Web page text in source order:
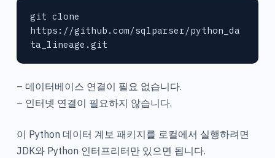
git clone
https://github.com/sqlparser/python_da
ta_lineage.git
– 데이터베이스 연결이 필요 없습니다.
– 인터넷 연결이 필요하지 않습니다.
이 Python 데이터 계보 패키지를 로컬에서 실행하려면
JDK와 Python 인터프리터만 있으면 됩니다.